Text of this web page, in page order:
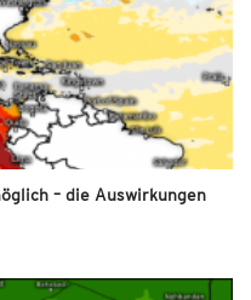
– die Auswirkungen